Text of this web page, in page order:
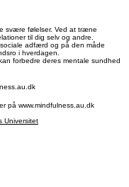
svære følelser. Ved at træne
til dig selv og andre.
adfærd og på den måde
i hverdagen.
forbedre deres mentale sundhed
på www.mindfulness.au.dk
Universitet